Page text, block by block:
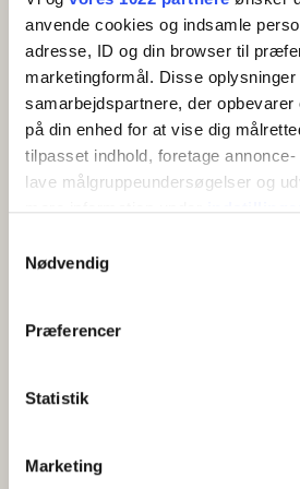
anvende cookies og indsamle
adresse, ID og din browser til
marketingformål. Disse
samarbejdspartnere, der
på din enhed for at vise dig
tilpasset indhold, foretage
lave målgruppeundersøgelser og
mere information under
tilbage eller ændre indstillinger fra
"Cookiedeklaration", eller ved at
Indsamle præcise
Identificere din enhed
dens unikke karakteristika
Nødvendig
Præferencer
Statistik
Marketing
Fra opholdsrummet er der
dobbeltseng. Derudover rummer
med to enkeltsenge og en lille
samt et badeværelse med toilet,
brusekabine.
Køkken
Grill
KORT